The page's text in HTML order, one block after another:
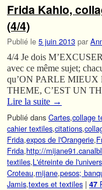
Frida Kahlo,
(4/4)
Publié le 5 juin 2013 par
4/4 Je dois
avec ce même sujet;
qu’ON PARLE
THEME, C’EST UN
Lire la suite →
Publié dans Cartes,collage
cahier textiles,citations,
Frida,expos de l'Orangerie,
Frida,http://
textiles,L'étreinte de l'univers
Croteau,mijane,pesos;
Jamis,textes et textiles | 47